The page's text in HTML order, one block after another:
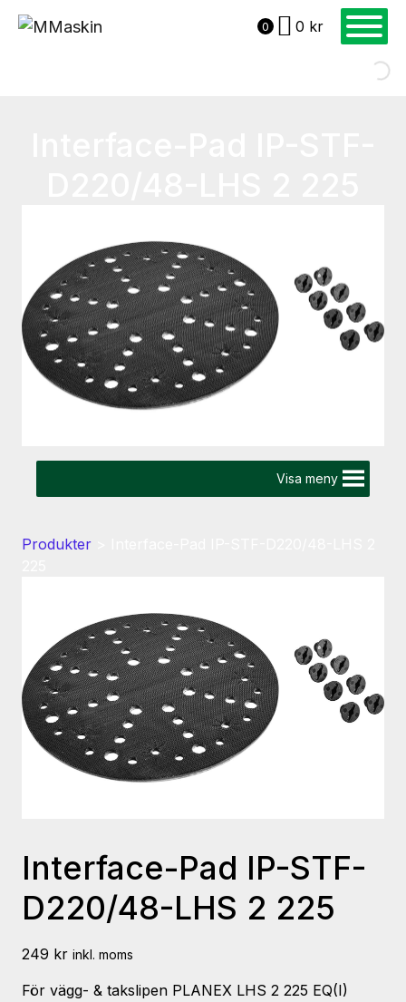
0 0 kr
Visa meny
Produkter
Interface-Pad IP-STF-
D220/48-LHS 2 225
249 kr inkl. moms
För vägg- & takslipen PLANEX LHS 2 225 EQ(I)